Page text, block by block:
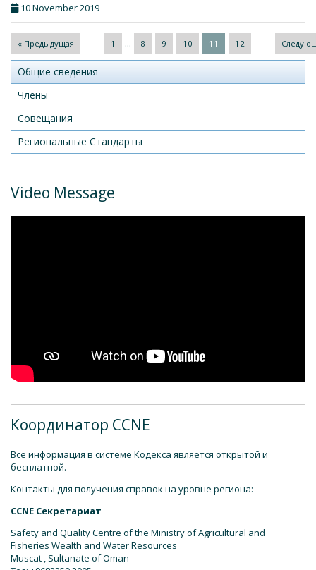
10 November 2019
« Предыдущая 1 ... 8 9 10 11 12
Общие сведения
Члены
Совещания
Региональные Стандарты
Video Message
Координатор CCNE
Все информация в системе Кодекса является открытой и
бесплатной.
Контакты для получения справок на уровне региона:
CCNE Cекретариат
Safety and Quality Centre of the Ministry of Agricultural and
Fisheries Wealth and Water Resources
Muscat , Sultanate of Oman